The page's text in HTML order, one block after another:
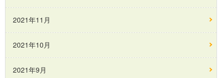
2021年11月
2021年10月
2021年9月